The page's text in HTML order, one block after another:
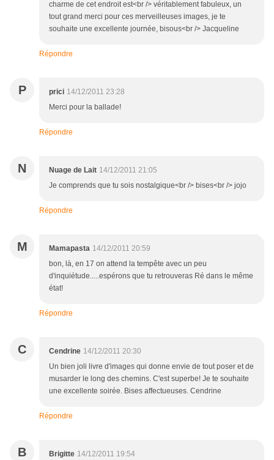
charme de cet endroit est<br /> véritablement fabuleux, un
tout grand merci pour ces merveilleuses images, je te
souhaite une excellente journée, bisous<br /> Jacqueline
Répondre
P prici 14/12/2011 23:28
Merci pour la ballade!
Répondre
N Nuage de Lait 14/12/2011 21:05
Je comprends que tu sois nostalgique<br /> bises<br /> jojo
Répondre
M Mamapasta 14/12/2011 20:59
bon, là, en 17 on attend la tempête avec un peu
d'inquiétude.....espérons que tu retrouveras Ré dans le même
état!
Répondre
C Cendrine 14/12/2011 20:30
Un bien joli livre d'images qui donne envie de tout poser et de
musarder le long des chemins. C'est superbe! Je te souhaite
une excellente soirée. Bises affectueuses. Cendrine
Répondre
B Brigitte 14/12/2011 19:54